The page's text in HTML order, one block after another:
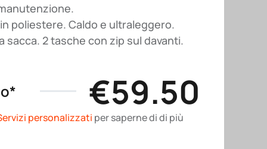
poliestere. Caldo e ultraleggero.
sacca. 2 tasche con zip sul davanti.
€59.50
personalizzati per saperne di di più